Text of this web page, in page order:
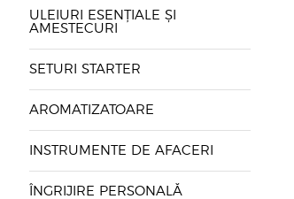
ULEIURI ESENȚIALE ȘI
AMESTECURI
SETURI STARTER
AROMATIZATOARE
INSTRUMENTE DE AFACERI
ÎNGRIJIRE PERSONALĂ